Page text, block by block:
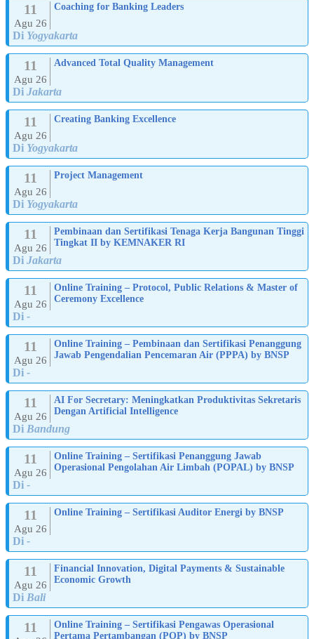
11
Agu 26
Coaching for Banking Leaders
Di Yogyakarta
11
Agu 26
Advanced Total Quality Management
Di Jakarta
11
Agu 26
Creating Banking Excellence
Di Yogyakarta
11
Agu 26
Project Management
Di Yogyakarta
11
Agu 26
Pembinaan dan Sertifikasi Tenaga Kerja Bangunan Tinggi
Tingkat II by KEMNAKER RI
Di Jakarta
11
Agu 26
Online Training – Protocol, Public Relations & Master of
Ceremony Excellence
Di -
11
Agu 26
Online Training – Pembinaan dan Sertifikasi Penanggung
Jawab Pengendalian Pencemaran Air (PPPA) by BNSP
Di -
11
Agu 26
AI For Secretary: Meningkatkan Produktivitas Sekretaris
Dengan Artificial Intelligence
Di Bandung
11
Agu 26
Online Training – Sertifikasi Penanggung Jawab
Operasional Pengolahan Air Limbah (POPAL) by BNSP
Di -
11
Agu 26
Online Training – Sertifikasi Auditor Energi by BNSP
Di -
11
Agu 26
Financial Innovation, Digital Payments & Sustainable
Economic Growth
Di Bali
11
Online Training – Sertifikasi Pengawas Operasional
Pertama Pertambangan (POP) by BNSP